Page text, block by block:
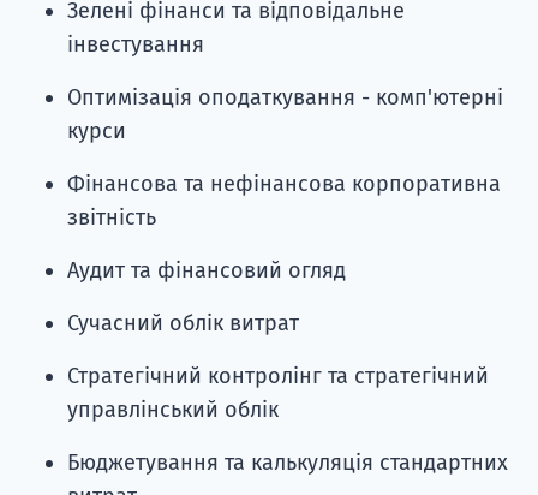
Зелені фінанси та відповідальне
інвестування
Оптимізація оподаткування - комп'ютерні
курси
Фінансова та нефінансова корпоративна
звітність
Аудит та фінансовий огляд
Сучасний облік витрат
Стратегічний контролінг та стратегічний
управлінський облік
Бюджетування та калькуляція стандартних